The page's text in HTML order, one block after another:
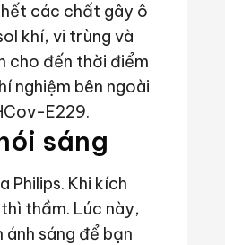
hết các chất gây ô
khí, vi trùng và
cho đến thời điểm
nghiệm bên ngoài
E229.
sáng
Philips. Khi kích
thầm. Lúc này,
sáng để bạn